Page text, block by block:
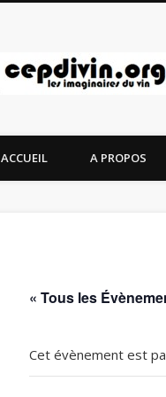
ACCUEIL A PROPOS
« Tous les
Cet évènement est